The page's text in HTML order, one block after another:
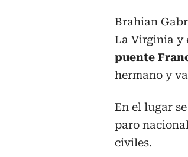
Brahian
La Virginia y
puente
hermano y
En el lugar
paro
civiles.